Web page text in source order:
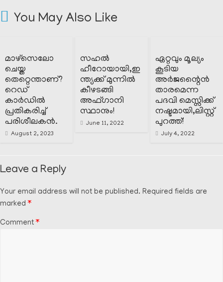
You May Also Like
മാഴ്സെലോ
ചെയ്ത
തെറ്റെന്താണ്?
റെഡ്
കാർഡിൽ
പ്രതികരിച്ച്
പരിശീലകൻ.
August 2, 2023
സഹൽ
ഹീറോയായി,ഇ
ന്ത്യക്ക് മുന്നിൽ
കീഴടങ്ങി
അഫ്ഗാനി
സ്ഥാനും!
June 11, 2022
ഏറ്റവും മൂല്യം
കൂടിയ
അർജന്റൈൻ
താരമെന്ന
പദവി മെസ്സിക്ക്
നഷ്ടമായി,ലിസ്റ്റ്
പുറത്ത്!
July 4, 2022
Leave a Reply
Your email address will not be published. Required fields are
marked *
Comment *